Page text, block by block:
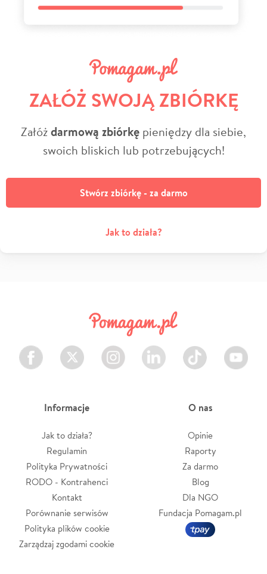
ZAŁÓŻ SWOJĄ ZBIÓRKĘ
Załóżdarmową zbiórkę pieniędzy dla siebie,
swoich bliskich lub potrzebujących!
Stwórz zbiórkę - za darmo
Jak to działa?
Facebook Twitter Instagram LinkedIn TikTok Youtube
Informacje
Jak to działa?
Regulamin
Polityka Prywatności
RODO - Kontrahenci
Kontakt
Porównanie serwisów
Polityka plików cookie
Zarządzaj zgodami cookie
O nas
Opinie
Raporty
Za darmo
Blog
Dla NGO
Fundacja Pomagam.pl